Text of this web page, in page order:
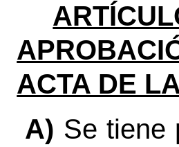
ACTA DE
A) Se tiene